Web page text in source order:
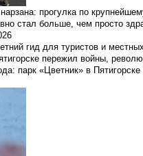
прогулка по
стал больше, чем просто
гид для туристов и
пережил войны,
парк «Цветник» в